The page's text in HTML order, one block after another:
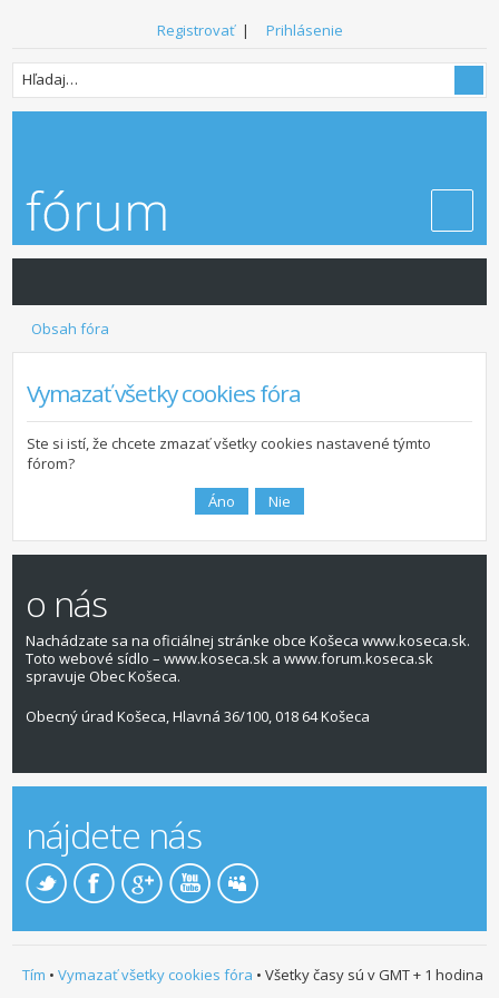
Registrovať| Prihlásenie
Obsah fóra
Vymazať všetky cookies fóra
Ste si istí, že chcete zmazať všetky cookies nastavené týmto
fórom?
o nás
Nachádzate sa na oficiálnej stránke obce Košeca www.koseca.sk.
Toto webové sídlo – www.koseca.sk a www.forum.koseca.sk
spravuje Obec Košeca.
Obecný úrad Košeca, Hlavná 36/100, 018 64 Košeca
nájdete nás
Tím • Vymazať všetky cookies fóra • Všetky časy sú v GMT + 1 hodina